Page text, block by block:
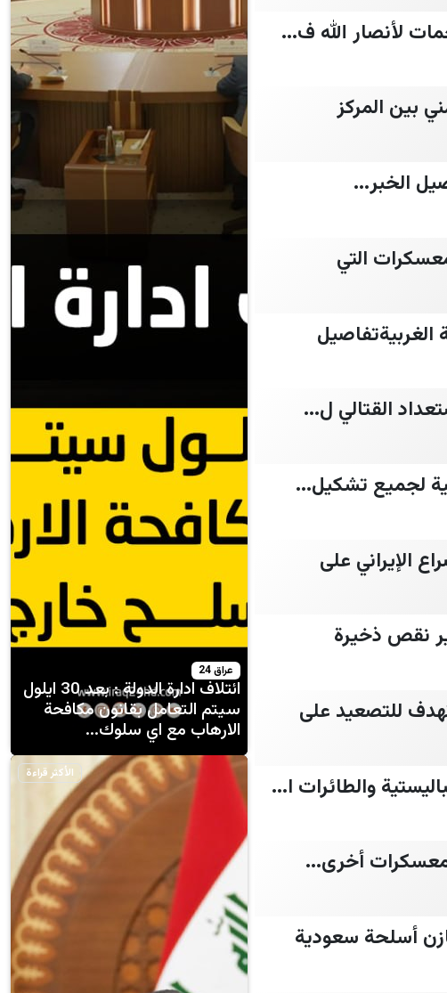
بين المركز
الخبر...
التي
القتالي ل...
لجميع تشكيل...
الإيراني على
نقص ذخيرة
للتصعيد على
والطائرات ا...
ومعسكرات أخرى...
أسلحة سعودية
عراق 24
ائتلاف ادارة الدولة : بعد 30 ايلول
سيتم التعامل بقانون مكافحة
الارهاب مع اي سلوك...
الأكثر قراءة